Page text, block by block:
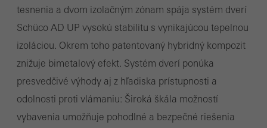
tesnenia a dvom izolačným zónam spája systém dverí
Schüco AD UP vysokú stabilitu s vynikajúcou tepelnou
izoláciou. Okrem toho patentovaný hybridný kompozit
znižuje bimetalový efekt. Systém dverí ponúka
presvedčivé výhody aj z hľadiska prístupnosti a
odolnosti proti vlámaniu: Široká škála možností
vybavenia umožňuje pohodlné a bezpečné riešenia